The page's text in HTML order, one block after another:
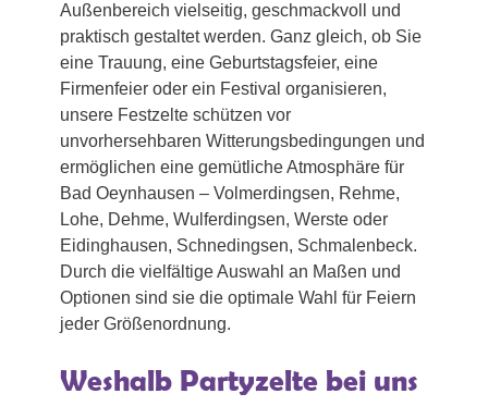
Außenbereich vielseitig, geschmackvoll und
praktisch gestaltet werden. Ganz gleich, ob Sie
eine Trauung, eine Geburtstagsfeier, eine
Firmenfeier oder ein Festival organisieren,
unsere Festzelte schützen vor
unvorhersehbaren Witterungsbedingungen und
ermöglichen eine gemütliche Atmosphäre für
Bad Oeynhausen – Volmerdingsen, Rehme,
Lohe, Dehme, Wulferdingsen, Werste oder
Eidinghausen, Schnedingsen, Schmalenbeck.
Durch die vielfältige Auswahl an Maßen und
Optionen sind sie die optimale Wahl für Feiern
jeder Größenordnung.
Weshalb Partyzelte bei uns